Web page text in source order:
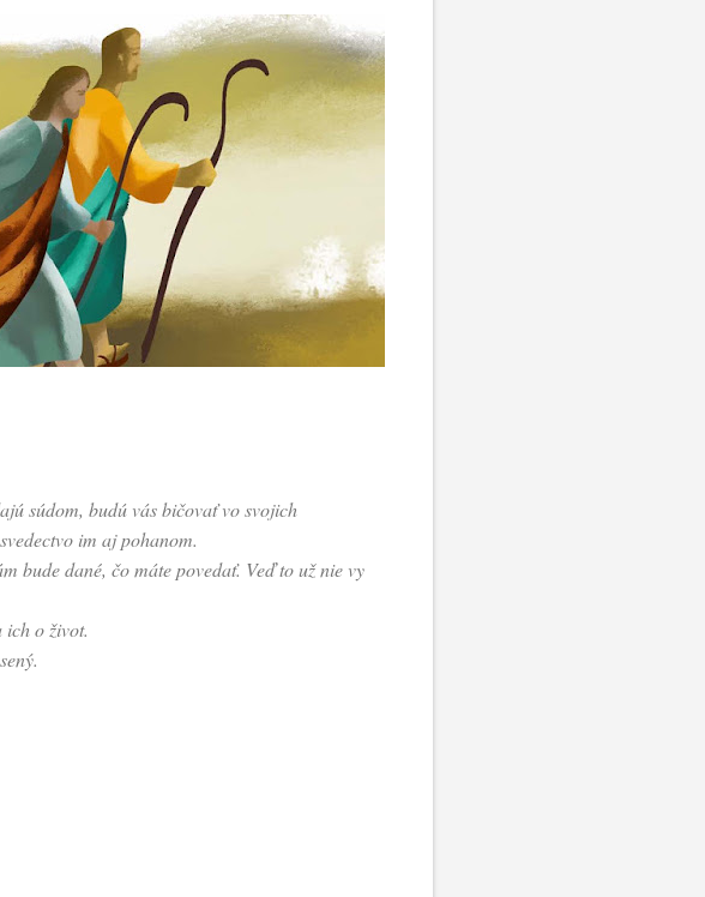
súdom, budú vás bičovať vo svojich
im aj pohanom.
bude dané, čo máte povedať. Veď to už nie vy
o život.